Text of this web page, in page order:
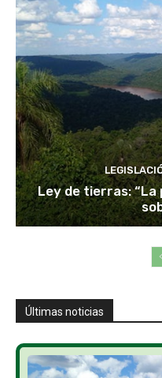
Ley de tierras:
Últimas noticias